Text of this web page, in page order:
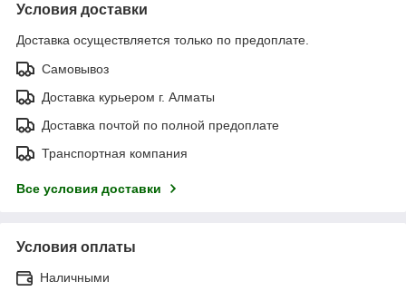
Условия доставки
Доставка осуществляется только по предоплате.
Самовывоз
Доставка курьером г. Алматы
Доставка почтой по полной предоплате
Транспортная компания
Все условия доставки
Условия оплаты
Наличными